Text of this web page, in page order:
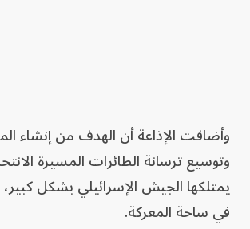
وأضافت الإذاعة أن الهدف من إنشاء
وتوسيع ترسانة الطائرات المسيرة
يمتلكها الجيش الإسرائيلي بشكل كبير،
في ساحة المعركة.